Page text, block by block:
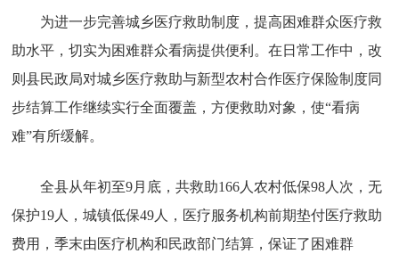
为进一步完善城乡医疗救助制度，提高困难群众医疗救
助水平，切实为困难群众看病提供便利。在日常工作中，改
则县民政局对城乡医疗救助与新型农村合作医疗保险制度同
步结算工作继续实行全面覆盖，方便救助对象，使“看病
难”有所缓解。
全县从年初至9月底，共救助166人农村低保98人次，无
保护19人，城镇低保49人，医疗服务机构前期垫付医疗救助
费用，季末由医疗机构和民政部门结算，保证了困难群